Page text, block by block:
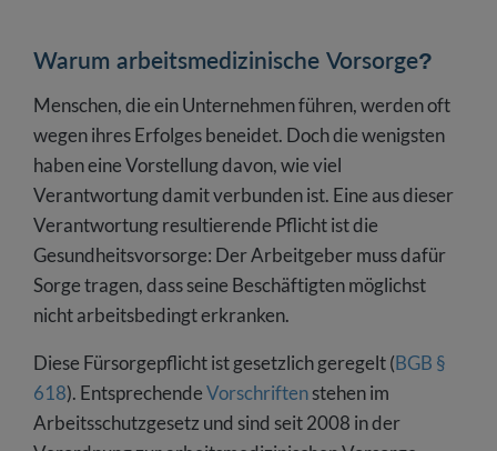
Warum arbeitsmedizinische Vorsorge?
Menschen, die ein Unternehmen führen, werden oft
wegen ihres Erfolges beneidet. Doch die wenigsten
haben eine Vorstellung davon, wie viel
Verantwortung damit verbunden ist. Eine aus dieser
Verantwortung resultierende Pflicht ist die
Gesundheitsvorsorge: Der Arbeitgeber muss dafür
Sorge tragen, dass seine Beschäftigten möglichst
nicht arbeitsbedingt erkranken.
Diese Fürsorgepflicht ist gesetzlich geregelt (BGB §
618). EntsprechendeVorschriftenstehen im
Arbeitsschutzgesetz und sind seit 2008 in der